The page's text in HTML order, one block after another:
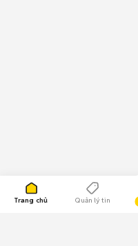
Trang chủ Quản lý tin